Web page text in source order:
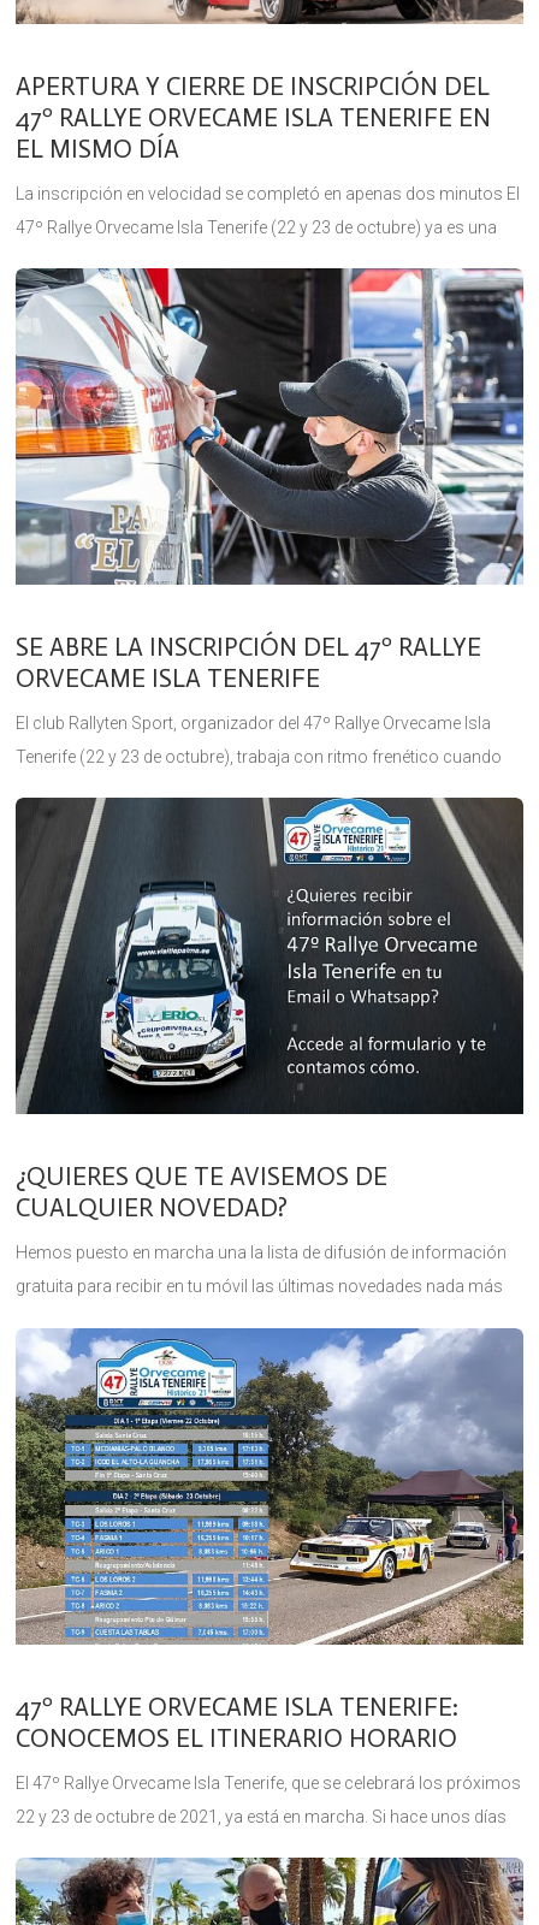
APERTURA Y CIERRE DE INSCRIPCIÓN DEL
47º RALLYE ORVECAME ISLA TENERIFE EN
EL MISMO DÍA
La inscripción en velocidad se completó en apenas dos minutos El
47º Rallye Orvecame Isla Tenerife (22 y 23 de octubre) ya es una
SE ABRE LA INSCRIPCIÓN DEL 47º RALLYE
ORVECAME ISLA TENERIFE
El club Rallyten Sport, organizador del 47º Rallye Orvecame Isla
Tenerife (22 y 23 de octubre), trabaja con ritmo frenético cuando
¿QUIERES QUE TE AVISEMOS DE
CUALQUIER NOVEDAD?
Hemos puesto en marcha una la lista de difusión de información
gratuita para recibir en tu móvil las últimas novedades nada más
47º RALLYE ORVECAME ISLA TENERIFE:
CONOCEMOS EL ITINERARIO HORARIO
El 47º Rallye Orvecame Isla Tenerife, que se celebrará los próximos
22 y 23 de octubre de 2021, ya está en marcha. Si hace unos días